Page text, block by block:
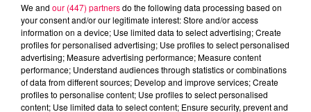
We and our (447) partnersdo the following data processing based on
your consent and/or our legitimate interest: Store and/or access
information on a device; Use limited data to select advertising; Create
profiles for personalised advertising; Use profiles to select personalised
advertising; Measure advertising performance; Measure content
performance; Understand audiences through statistics or combinations
of data from different sources; Develop and improve services; Create
profiles to personalise content; Use profiles to select personalised
content; Use limited data to select content; Ensure security, prevent and